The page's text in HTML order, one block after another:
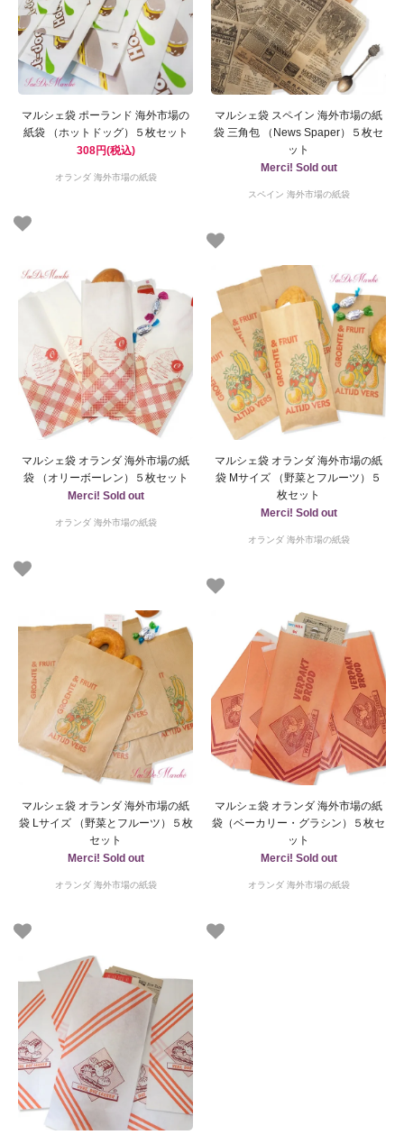
マルシェ袋 ポーランド 海外市場の
紙袋 （ホットドッグ）５枚セット
308円(税込)
オランダ 海外市場の紙袋
マルシェ袋 スペイン 海外市場の紙
袋 三角包 （News Spaper）５枚セ
ット
Merci! Sold out
スペイン 海外市場の紙袋
マルシェ袋 オランダ 海外市場の紙
袋 （オリーボーレン）５枚セット
Merci! Sold out
オランダ 海外市場の紙袋
マルシェ袋 オランダ 海外市場の紙
袋 Mサイズ （野菜とフルーツ）５
枚セット
Merci! Sold out
オランダ 海外市場の紙袋
マルシェ袋 オランダ 海外市場の紙
袋 Lサイズ （野菜とフルーツ）５枚
セット
Merci! Sold out
オランダ 海外市場の紙袋
マルシェ袋 オランダ 海外市場の紙
袋（ベーカリー・グラシン）５枚セ
ット
Merci! Sold out
オランダ 海外市場の紙袋